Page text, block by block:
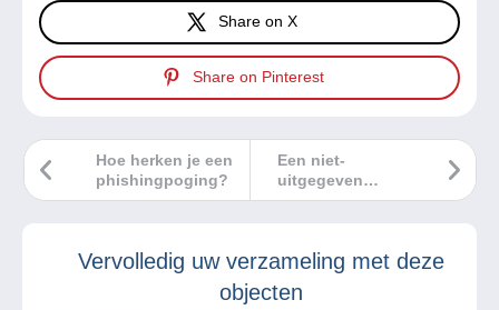
Share on X
Share on Pinterest
Een niet-
uitgegeven
postzegelvel
Schat #2
Hoe herken je een
phishingpoging?
Vervolledig uw verzameling met deze
objecten